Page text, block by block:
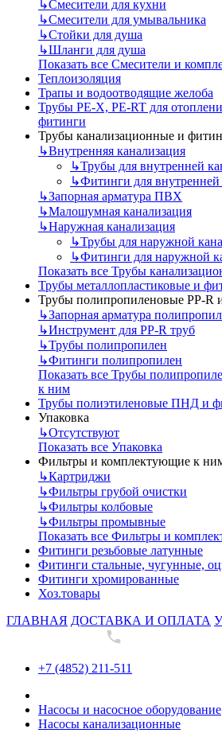
↳Смесители для кухни
↳Смесители для умывальника
↳Стойки для душа
↳Шланги для душа
Показать все Смесители и
Теплоизоляция
Трапы и водоотводящие желоба
Трубы PE-X, PE-RT для
фитинги
Трубы канализационные и
↳Внутренняя канализация
↳Трубы для внутренней
↳Фитинги для внутренней
↳Запорная арматура ПВХ
↳Малошумная канализация
↳Наружная канализация
↳Трубы для наружной
↳Фитинги для наружной
Показать все Трубы
Трубы металлопластиковые и
Трубы полипропиленовые PP-R
↳Запорная арматура
↳Инструмент для PP-R труб
↳Трубы полипропилен
↳Фитинги полипропилен
Показать все Трубы
к ним
Трубы полиэтиленовые ПНД и
Упаковка
↳Отсутствуют
Показать все Упаковка
Фильтры и комплектующие к
↳Картриджи
↳Фильтры грубой очистки
↳Фильтры колбовые
↳Фильтры промывные
Показать все Фильтры и
Фитинги резьбовые латунные
Фитинги стальные, чугунные,
Фитинги хромированные
Хоз.товары
ГЛАВНАЯ ДОСТАВКА И ОПЛАТА
+7 (4852) 211-511
Насосы и насосное оборудование
Насосы канализационные